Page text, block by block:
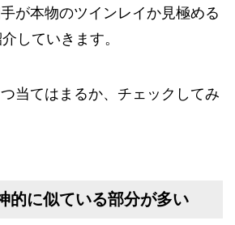
が本物のツインレイか見極める
していきます。
当てはまるか、チェックしてみ
的に似ている部分が多い